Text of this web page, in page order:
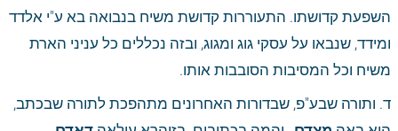
משיח וכל המסיבות הסובבות אותו.